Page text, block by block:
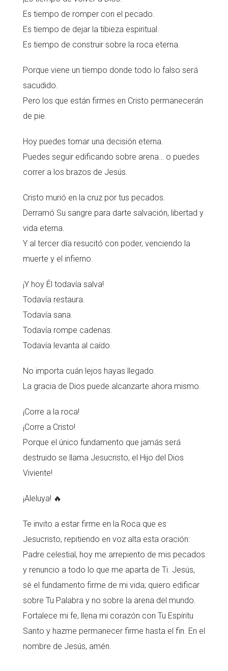
Es tiempo de romper con el pecado.
Es tiempo de dejar la tibieza espiritual.
Es tiempo de construir sobre la roca eterna.
Porque viene un tiempo donde todo lo falso será
sacudido.
Pero los que están firmes en Cristo permanecerán
de pie.
Hoy puedes tomar una decisión eterna.
Puedes seguir edificando sobre arena… o puedes
correr a los brazos de Jesús.
Cristo murió en la cruz por tus pecados.
Derramó Su sangre para darte salvación, libertad y
vida eterna.
Y al tercer día resucitó con poder, venciendo la
muerte y el infierno.
¡Y hoy Él todavía salva!
Todavía restaura.
Todavía sana.
Todavía rompe cadenas.
Todavía levanta al caído.
No importa cuán lejos hayas llegado.
La gracia de Dios puede alcanzarte ahora mismo.
¡Corre a la roca!
¡Corre a Cristo!
Porque el único fundamento que jamás será
destruido se llama Jesucristo, el Hijo del Dios
Viviente!
¡Aleluya! 🔥
Te invito a estar firme en la Roca que es
Jesucristo, repitiendo en voz alta esta oración:
Padre celestial, hoy me arrepiento de mis pecados
y renuncio a todo lo que me aparta de Ti. Jesús,
sé el fundamento firme de mi vida; quiero edificar
sobre Tu Palabra y no sobre la arena del mundo.
Fortalece mi fe, llena mi corazón con Tu Espíritu
Santo y hazme permanecer firme hasta el fin. En el
nombre de Jesús, amén.